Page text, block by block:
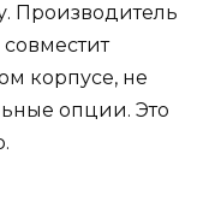
Производитель
корпусе, не
опции. Это